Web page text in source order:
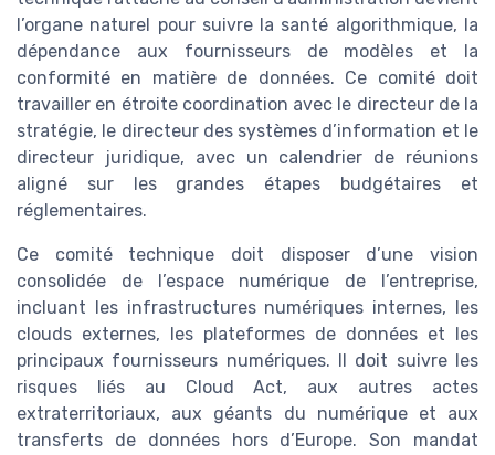
l’organe naturel pour suivre la santé algorithmique, la
dépendance aux fournisseurs de modèles et la
conformité en matière de données. Ce comité doit
travailler en étroite coordination avec le directeur de la
stratégie, le directeur des systèmes d’information et le
directeur juridique, avec un calendrier de réunions
aligné sur les grandes étapes budgétaires et
réglementaires.
Ce comité technique doit disposer d’une vision
consolidée de l’espace numérique de l’entreprise,
incluant les infrastructures numériques internes, les
clouds externes, les plateformes de données et les
principaux fournisseurs numériques. Il doit suivre les
risques liés au Cloud Act, aux autres actes
extraterritoriaux, aux géants du numérique et aux
transferts de données hors d’Europe. Son mandat